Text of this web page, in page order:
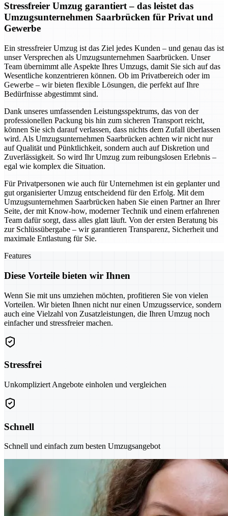
Stressfreier Umzug garantiert – das leistet das
Umzugsunternehmen Saarbrücken für Privat und
Gewerbe
Ein stressfreier Umzug ist das Ziel jedes Kunden – und genau das ist
unser Versprechen als Umzugsunternehmen Saarbrücken. Unser
Team übernimmt alle Aspekte Ihres Umzugs, damit Sie sich auf das
Wesentliche konzentrieren können. Ob im Privatbereich oder im
Gewerbe – wir bieten flexible Lösungen, die perfekt auf Ihre
Bedürfnisse abgestimmt sind.
Dank unseres umfassenden Leistungsspektrums, das von der
professionellen Packung bis hin zum sicheren Transport reicht,
können Sie sich darauf verlassen, dass nichts dem Zufall überlassen
wird. Als Umzugsunternehmen Saarbrücken achten wir nicht nur
auf Qualität und Pünktlichkeit, sondern auch auf Diskretion und
Zuverlässigkeit. So wird Ihr Umzug zum reibungslosen Erlebnis –
egal wie komplex die Situation.
Für Privatpersonen wie auch für Unternehmen ist ein geplanter und
gut organisierter Umzug entscheidend für den Erfolg. Mit dem
Umzugsunternehmen Saarbrücken haben Sie einen Partner an Ihrer
Seite, der mit Know-how, moderner Technik und einem erfahrenen
Team dafür sorgt, dass alles glatt läuft. Von der ersten Beratung bis
zur Schlüssübergabe – wir garantieren Transparenz, Sicherheit und
maximale Entlastung für Sie.
Features
Diese Vorteile bieten wir Ihnen
Wenn Sie mit uns umziehen möchten, profitieren Sie von vielen
Vorteilen. Wir bieten Ihnen nicht nur einen Umzugsservice, sondern
auch eine Vielzahl von Zusatzleistungen, die Ihren Umzug noch
einfacher und stressfreier machen.
Stressfrei
Unkompliziert Angebote einholen und vergleichen
Schnell
Schnell und einfach zum besten Umzugsangebot